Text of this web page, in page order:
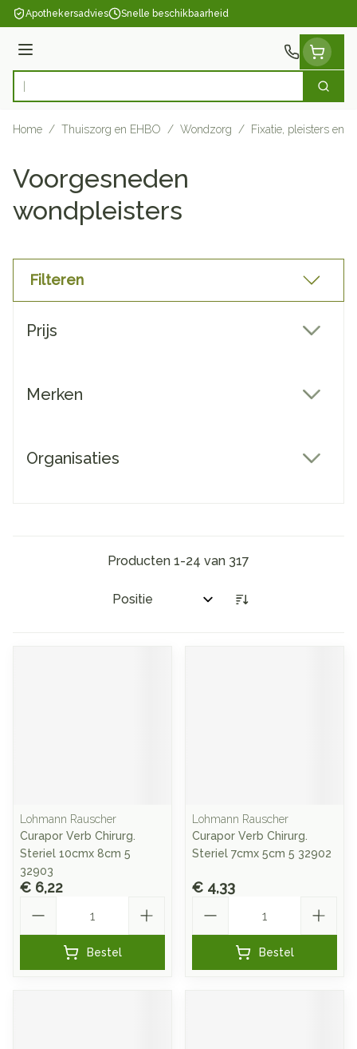
Ga naar de inhoud
Apothekersadvies Snelle beschikbaarheid
Menu
Product, merk, categorie... Zoek
Home / Thuiszorg en EHBO / Wondzorg / Fixatie, pleisters en
Voorgesneden
wondpleisters
Filteren
Prijs
Merken
Organisaties
Producten 1-24 van 317
Sorteer op:
Lohmann Rauscher
Curapor Verb Chirurg.
Steriel 10cmx 8cm 5
32903
€ 6,22
Bestel
Lohmann Rauscher
Curapor Verb Chirurg.
Steriel 7cmx 5cm 5 32902
€ 4,33
Bestel